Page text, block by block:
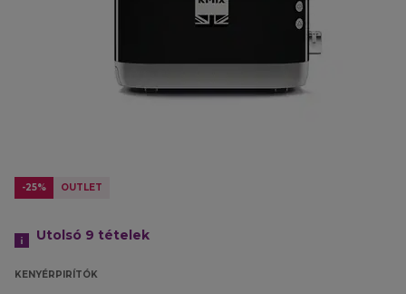
-25% OUTLET
Utolsó 9 tételek
KENYÉRPIRÍTÓK